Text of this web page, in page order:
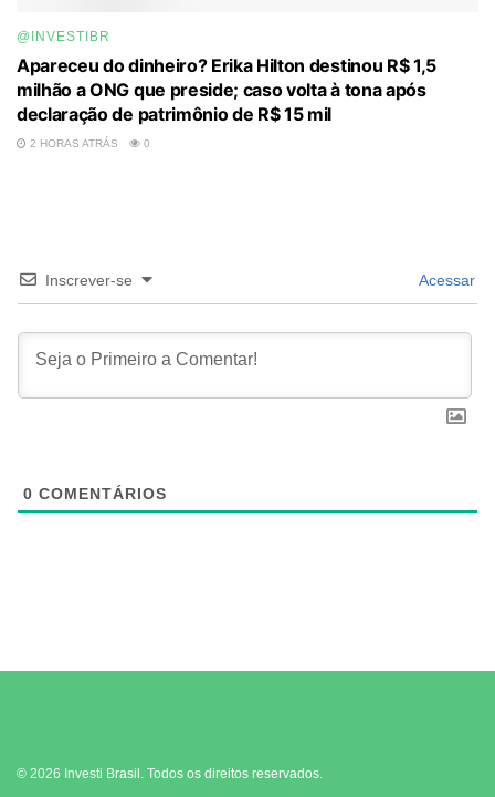
@INVESTIBR
Apareceu do dinheiro? Erika Hilton destinou R$ 1,5
milhão a ONG que preside; caso volta à tona após
declaração de patrimônio de R$ 15 mil
2 HORAS ATRÁS 0
Inscrever-se Acessar
0 COMENTÁRIOS
© 2026 Investi Brasil. Todos os direitos reservados.